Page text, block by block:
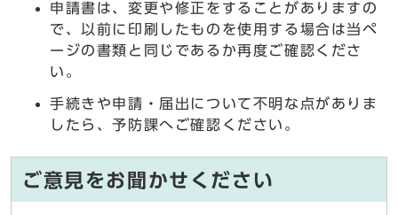
申請書は、変更や修正をすることがありますの
で、以前に印刷したものを使用する場合は当ペ
ージの書類と同じであるか再度ご確認くださ
い。
手続きや申請・届出について不明な点がありま
したら、予防課へご確認ください。
ご意見をお聞かせください